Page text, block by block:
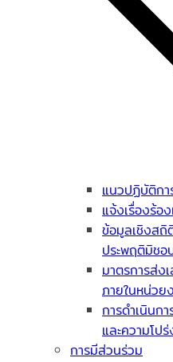
แนวปฏิบัติกา
แจ้งเรื่องร้อ
ข้อมูลเชิงสถิ
ประพฤติมิชอ
มาตรการส่ง
ภายในหน่วย
การดำเนินก
และความโป
การมีส่วนร่วม